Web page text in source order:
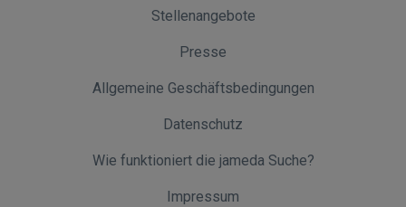
Stellenangebote
Presse
Allgemeine Geschäftsbedingungen
Datenschutz
Wie funktioniert die jameda Suche?
Impressum